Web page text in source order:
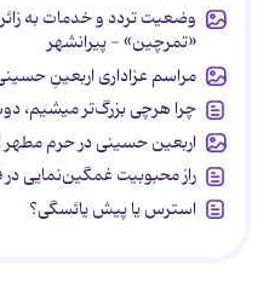
وضعیت تردد و خدمات به
«تمرچین» - پیرانشهر
مراسم عزاداری اربعینِ
چرا هرچی بزرگ‌تر میشیم،
اربعین حسینی در حرم مطهر
راز محبوبیت غمگین‌نمایی
استرس یا پیش یائسگی؟